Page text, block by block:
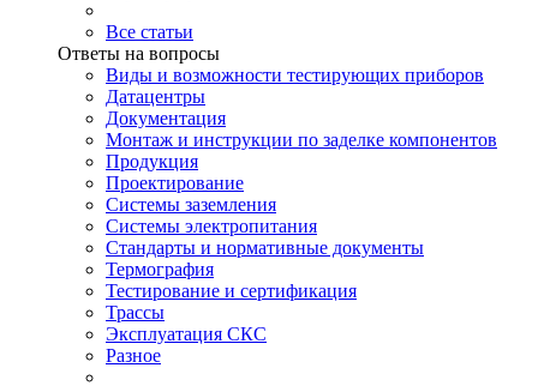
Все статьи
Ответы на вопросы
Виды и возможности тестирующих приборов
Датацентры
Документация
Монтаж и инструкции по заделке компонентов
Продукция
Проектирование
Системы заземления
Системы электропитания
Стандарты и нормативные документы
Термография
Тестирование и сертификация
Трассы
Эксплуатация СКС
Разное